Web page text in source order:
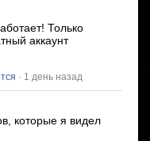
Только
аккаунт
· 1 день назад
которые я видел